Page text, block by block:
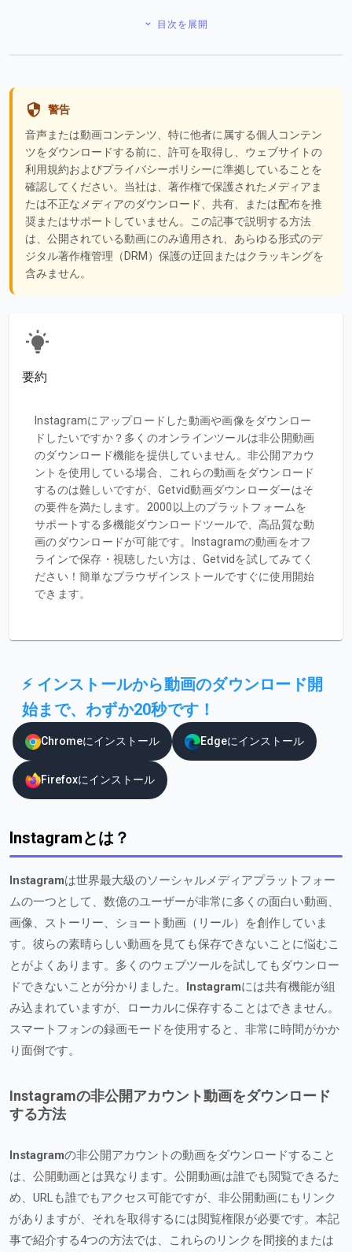
目次を展開
警告
音声または動画コンテンツ、特に他者に属する個人コンテン
ツをダウンロードする前に、許可を取得し、ウェブサイトの
利用規約およびプライバシーポリシーに準拠していることを
確認してください。当社は、著作権で保護されたメディアま
たは不正なメディアのダウンロード、共有、または配布を推
奨またはサポートしていません。この記事で説明する方法
は、公開されている動画にのみ適用され、あらゆる形式のデ
ジタル著作権管理（DRM）保護の迂回またはクラッキングを
含みません。
要約
Instagramにアップロードした動画や画像をダウンロー
ドしたいですか？多くのオンラインツールは非公開動画
のダウンロード機能を提供していません。非公開アカウ
ントを使用している場合、これらの動画をダウンロード
するのは難しいですが、Getvid動画ダウンローダーはそ
の要件を満たします。2000以上のプラットフォームを
サポートする多機能ダウンロードツールで、高品質な動
画のダウンロードが可能です。Instagramの動画をオフ
ラインで保存・視聴したい方は、Getvidを試してみてく
ださい！簡単なブラウザインストールですぐに使用開始
できます。
⚡ インストールから動画のダウンロード開
始まで、わずか20秒です！
Chromeにインストール Edgeにインストール
Firefoxにインストール
Instagramとは？
Instagramは世界最大級のソーシャルメディアプラットフォー
ムの一つとして、数億のユーザーが非常に多くの面白い動画、
画像、ストーリー、ショート動画（リール）を創作していま
す。彼らの素晴らしい動画を見ても保存できないことに悩むこ
とがよくあります。多くのウェブツールを試してもダウンロー
ドできないことが分かりました。 Instagramには共有機能が組
み込まれていますが、ローカルに保存することはできません。
スマートフォンの録画モードを使用すると、非常に時間がかか
り面倒です。
Instagramの非公開アカウント動画をダウンロード
する方法
Instagramの非公開アカウントの動画をダウンロードすること
は、公開動画とは異なります。公開動画は誰でも閲覧できるた
め、URLも誰でもアクセス可能ですが、非公開動画にもリンク
がありますが、それを取得するには閲覧権限が必要です。本記
事で紹介する4つの方法では、これらのリンクを間接的または